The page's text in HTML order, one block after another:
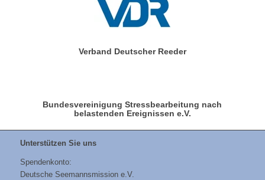
Verband Deutscher Reeder
Bundesvereinigung Stressbearbeitung nach
belastenden Ereignissen e.V.
Unterstützen Sie uns
Spendenkonto:
Deutsche Seemannsmission e.V.